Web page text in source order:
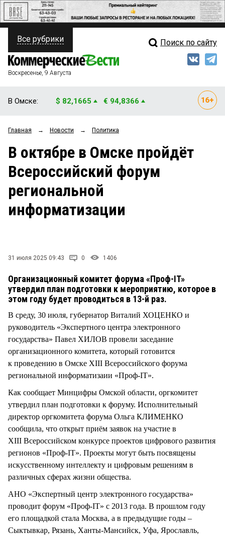
ПОЛИТИКА
ФИНАНСЫ
ОБЩЕСТВО
ЗАКОН
НОВОСТИ КОМПАНИЙ
ПРОИСШЕСТВИЯ
Свежий выпуск
Рейтинги
Блоги
Все рубрики Поиск по сайту
Воскресенье, 9 Августа
В Омске: $ 82,1665 € 94,8366
Главная → Новости → Политика
В октябре в Омске пройдёт
Всероссийский форум
региональной
информатизации
31 июля 2025 09:43 0 1406
Организационный комитет форума «Проф-IT»
утвердил план подготовки к мероприятию, которое в
этом году будет проводиться в 13-й раз.
В среду, 30 июля, губернатор Виталий ХОЦЕНКО и
руководитель «Экспертного центра электронного
государства» Павел ХИЛОВ провели заседание
организационного комитета, который готовится
к проведению в Омске XIII Всероссийского форума
региональной информатизаии «Проф-IT».
Как сообщает Минцифры Омской области, оргкомитет
утвердил план подготовки к форуму. Исполнительный
директор оргкомитета форума Ольга КЛИМЕНКО
сообщила, что открыт приём заявок на участие в
XIII Всероссийском конкурсе проектов цифрового развития
регионов «Проф-IT». Проекты могут быть посвящены
искусственному интеллекту и цифровым решениям в
различных сферах жизни общества.
АНО «Экспертный центр электронного государства»
проводит форум «Проф-IT» с 2013 года. В прошлом году
его площадкой стала Москва, а в предыдущие годы –
Сыктывкар, Рязань, Ханты-Мансийск, Уфа, Ярославль,